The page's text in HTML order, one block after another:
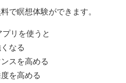
で瞑想体験ができます。
リを使うと
なる
スを高める
を高める